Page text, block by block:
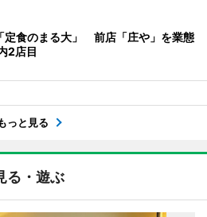
定食のまる大」 前店「庄や」を業態
2店目
っと見る
る・遊ぶ